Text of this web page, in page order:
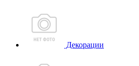
Декорации